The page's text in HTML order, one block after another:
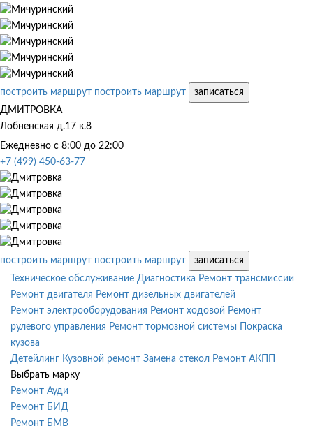
построить маршрут построить маршрут
записаться
ДМИТРОВКА
Лобненская д.17 к.8
Ежедневно с 8:00 до 22:00
+7 (499) 450-63-77
построить маршрут построить маршрут
записаться
Техническое обслуживание Диагностика Ремонт трансмиссии
Ремонт двигателя Ремонт дизельных двигателей
Ремонт электрооборудования Ремонт ходовой Ремонт
рулевого управления Ремонт тормозной системы
Покраска
кузова
Детейлинг Кузовной ремонт Замена стекол Ремонт АКПП
Выбрать марку
Ремонт Ауди
Ремонт БИД
Ремонт БМВ